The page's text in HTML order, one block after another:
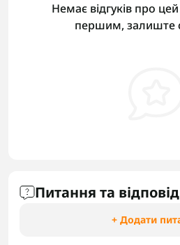
Немає відгуків про
першим, залиште
Питання та
+ Додати